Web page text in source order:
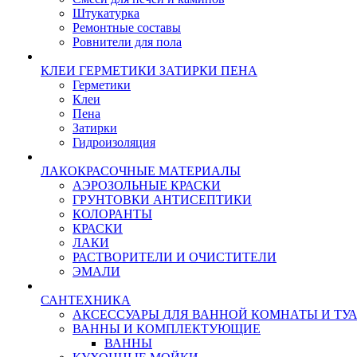
Штукатурка
Ремонтные составы
Ровнители для пола
КЛЕИ ГЕРМЕТИКИ ЗАТИРКИ ПЕНА
Герметики
Клеи
Пена
Затирки
Гидроизоляция
ЛАКОКРАСОЧНЫЕ МАТЕРИАЛЫ
АЭРОЗОЛЬНЫЕ КРАСКИ
ГРУНТОВКИ АНТИСЕПТИКИ
КОЛОРАНТЫ
КРАСКИ
ЛАКИ
РАСТВОРИТЕЛИ И ОЧИСТИТЕЛИ
ЭМАЛИ
САНТЕХНИКА
АКСЕССУАРЫ ДЛЯ ВАННОЙ КОМНАТЫ И
ВАННЫ И КОМПЛЕКТУЮЩИЕ
ВАННЫ